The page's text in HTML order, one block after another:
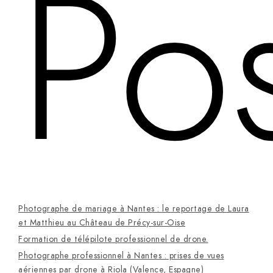
Photographe de mariage à Nantes : le reportage de Laura
et Matthieu au Château de Précy-sur-Oise
Formation de télépilote professionnel de drone.
Photographe professionnel à Nantes : prises de vues
aériennes par drone à Riola (Valence, Espagne)